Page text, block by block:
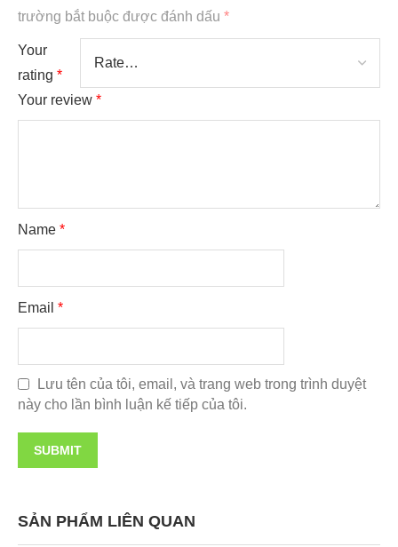
trường bắt buộc được đánh dấu *
Your
rating *
Your review *
Name *
Email *
Lưu tên của tôi, email, và trang web trong trình duyệt
này cho lần bình luận kế tiếp của tôi.
SẢN PHẨM LIÊN QUAN